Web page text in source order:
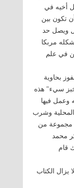
أخيه في
تكون بين
ويصل حد
شكله مربكا
في علم
بحاوية
سيء" هذه
وعمل فيها
وشرب
مجموعة من
محمد
قام
يزال الكتاب